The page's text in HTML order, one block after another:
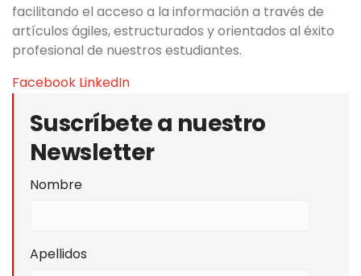
facilitando el acceso a la información a través de
artículos ágiles, estructurados y orientados al éxito
profesional de nuestros estudiantes.
Facebook LinkedIn
Suscríbete a nuestro
Newsletter
Nombre
Apellidos